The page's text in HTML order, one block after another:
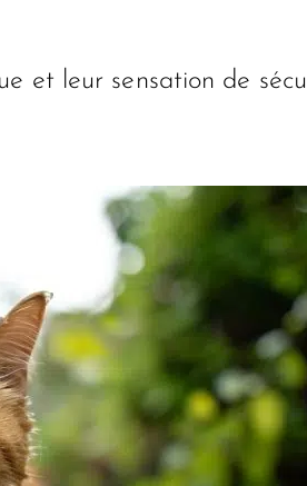
et leur sensation de